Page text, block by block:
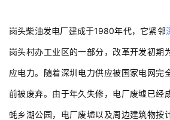
岗头柴油发电厂建成于1980年代，它紧邻
岗头村办工业区的一部分，改革开发初期
应电力。随着深圳电力供应被国家电网完
前被废弃。由于年久失修，电厂废墟已经
蚝乡湖公园，电厂废墟以及周边建筑物按